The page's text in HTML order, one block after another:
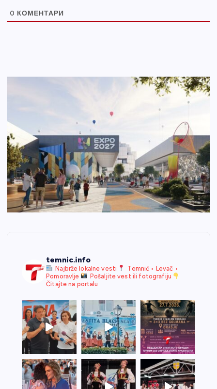
0 КОМЕНТАРИ
temnic.info
Najbrže lokalne vesti
Temnić • Levač •
Pomoravlje
Pošaljite vest ili fotografiju
Čitajte na portalu